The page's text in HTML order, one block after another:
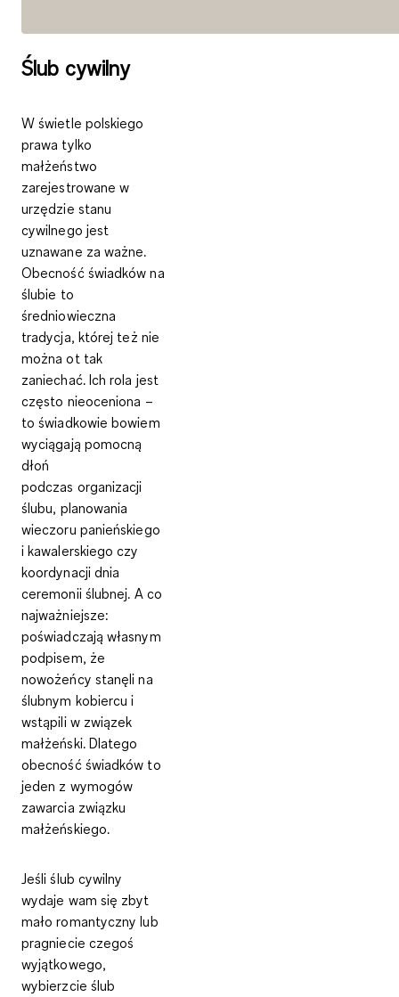
Ślub cywilny
W świetle polskiego
prawa tylko
małżeństwo
zarejestrowane w
urzędzie stanu
cywilnego jest
uznawane za ważne.
Obecność świadkówna
ślubie to
średniowieczna
tradycja, której też nie
można ot tak
zaniechać. Ich rola jest
często nieoceniona –
to świadkowie bowiem
wyciągają pomocną
dłoń
podczas organizacji
ślubu, planowania
wieczoru panieńskiego
i kawalerskiego czy
koordynacji dnia
ceremonii ślubnej. A co
najważniejsze:
poświadczają własnym
podpisem, że
nowożeńcy stanęli na
ślubnym kobiercu i
wstąpili w związek
małżeński. Dlatego
obecność świadków to
jeden z wymogów
zawarcia związku
małżeńskiego.
Jeśli ślub cywilny
wydaje wam się zbyt
mało romantyczny lub
pragniecie czegoś
wyjątkowego,
wybierzcie ślub